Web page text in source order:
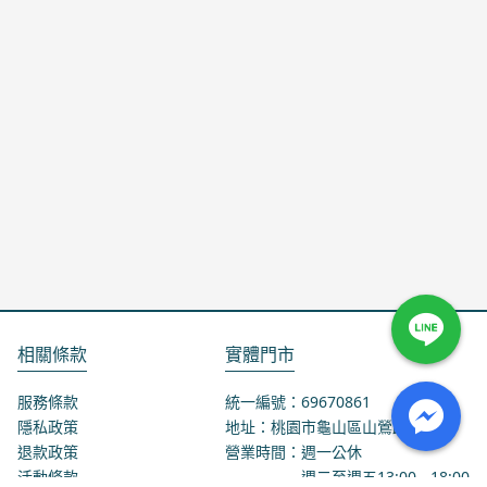
相關條款
服務條款
隱私政策
退款政策
活動條款
實體門市
統一編號：69670861
地址：桃園市龜山區山鶯路75-1號
營業時間：週一公休
週二至週五13:00 18:00